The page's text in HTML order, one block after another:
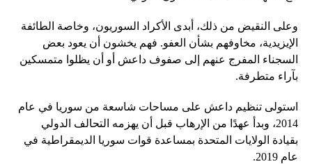
وعلى النقيض من ذلك، أبدى الأكراد السوريون، وخاصة الطائفة
الإيزيدية، مخاوفهم بشأن العفو. فهم يخشون أن يعود بعض
السجناء المفرج عنهم إلى صفوف داعش أو أن يظلوا متمسكين
بآراء متطرفة.
استولى تنظيم داعش على مساحات شاسعة من سوريا في عام
2014، وبدأ عهدًا من الإرهاب قبل أن يهزمه التحالف الدولي
بقيادة الولايات المتحدة بمساعدة قوات سوريا الديمقراطية في
عام 2019.